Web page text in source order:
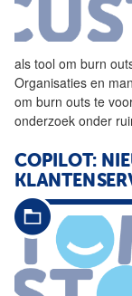
als tool om burn
Organisaties en
om burn outs te
onderzoek onder
COPILOT: